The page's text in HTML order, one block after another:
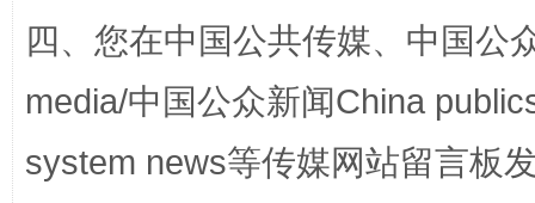
四、您在中国公共传媒、中国公
media/中国公众新闻China
system news等传媒网站留言板